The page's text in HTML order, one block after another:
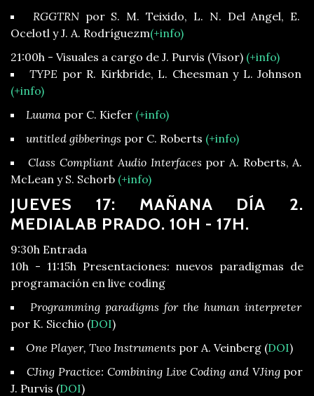
RGGTRNpor S. M. Teixido, L. N. Del Angel, E.
Ocelotl y J. A. Rodríguezm(+info)
21:00h - Visuales a cargo de J. Purvis (Visor) (+info)
TYPE por R. Kirkbride, L. Cheesman y L. Johnson
(+info)
Luuma por C. Kiefer (+info)
untitled gibberings por C. Roberts (+info)
Class Compliant Audio Interfaces por A. Roberts, A.
McLean y S. Schorb (+info)
JUEVES 17: MAÑANA DÍA 2.
MEDIALAB PRADO. 10H - 17H.
9:30h Entrada
10h - 11:15h Presentaciones: nuevos paradigmas de
programación en live coding
Programming paradigms for the human interpreter
por K. Sicchio (DOI)
One Player, Two Instruments por A. Veinberg (DOI)
CJing Practice: Combining Live Coding and VJingpor
J. Purvis (DOI)